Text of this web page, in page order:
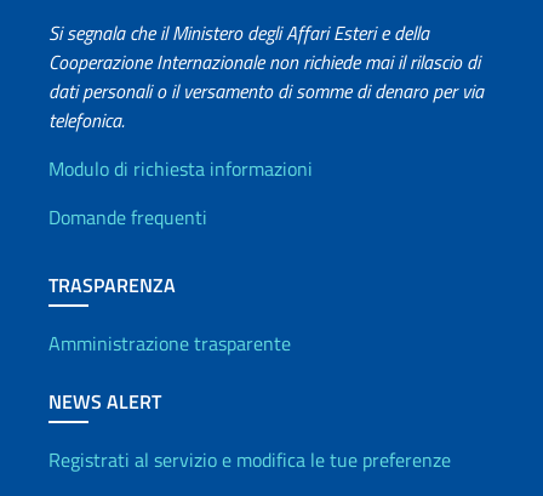
Si segnala che il Ministero degli Affari Esteri e della
Cooperazione Internazionale non richiede mai il rilascio di
dati personali o il versamento di somme di denaro per via
telefonica.
Info utili
Modulo di richiesta informazioni
Domande frequenti
TRASPARENZA
Amministrazione trasparente
NEWS ALERT
Registrati al servizio e modifica le tue preferenze